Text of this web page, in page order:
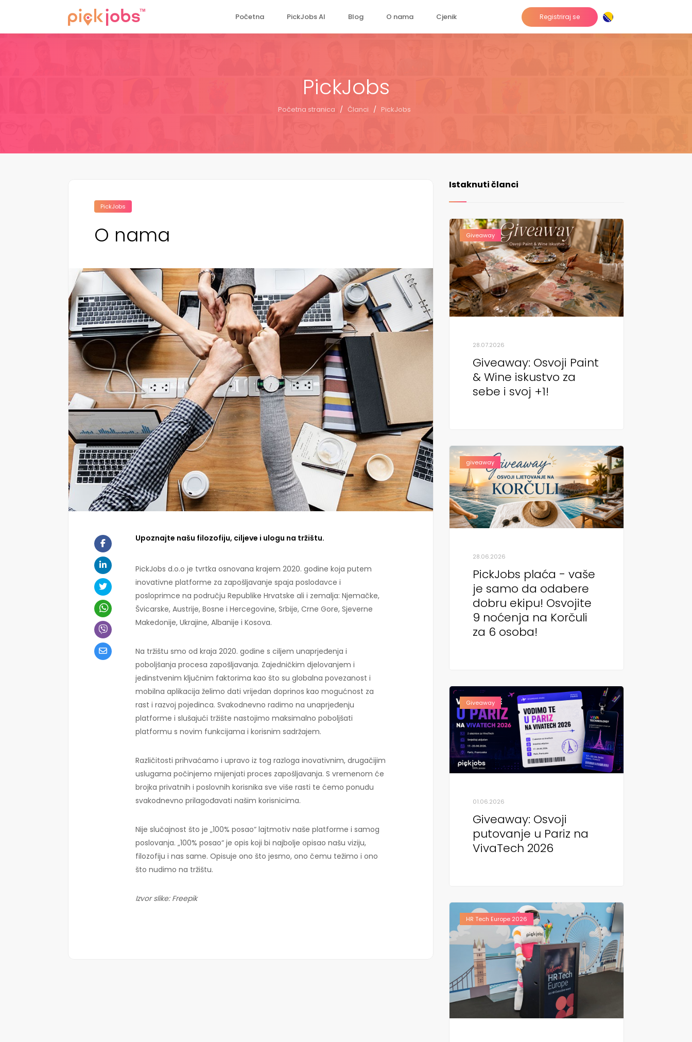
Početna PickJobs AI Blog O nama Cjenik Registriraj se
PickJobs
Početna stranica / Članci / PickJobs
PickJobs
O nama
Upoznajte našu filozofiju, ciljeve i ulogu na tržištu.
PickJobs d.o.o je tvrtka osnovana krajem 2020. godine koja putem
inovativne platforme za zapošljavanje spaja poslodavce i
posloprimce na području Republike Hrvatske ali i zemalja: Njemačke,
Švicarske, Austrije, Bosne i Hercegovine, Srbije, Crne Gore, Sjeverne
Makedonije, Ukrajine, Albanije i Kosova.
Na tržištu smo od kraja 2020. godine s ciljem unaprjeđenja i
poboljšanja procesa zapošljavanja. Zajedničkim djelovanjem i
jedinstvenim ključnim faktorima kao što su globalna povezanost i
mobilna aplikacija želimo dati vrijedan doprinos kao mogućnost za
rast i razvoj pojedinca. Svakodnevno radimo na unaprjeđenju
platforme i slušajući tržište nastojimo maksimalno poboljšati
platformu s novim funkcijama i korisnim sadržajem.
Različitosti prihvaćamo i upravo iz tog razloga inovativnim, drugačijim
uslugama počinjemo mijenjati proces zapošljavanja. S vremenom će
brojka privatnih i poslovnih korisnika sve više rasti te ćemo ponudu
svakodnevno prilagođavati našim korisnicima.
Nije slučajnost što je „100% posao“ lajtmotiv naše platforme i samog
poslovanja. „100% posao“ je opis koji bi najbolje opisao našu viziju,
filozofiju i nas same. Opisuje ono što jesmo, ono čemu težimo i ono
što nudimo na tržištu.
Izvor slike: Freepik
Istaknuti članci
Giveaway
28.07.2026
Giveaway: Osvoji Paint
& Wine iskustvo za
sebe i svoj +1!
giveaway
28.06.2026
PickJobs plaća - vaše
je samo da odabere
dobru ekipu! Osvojite
9 noćenja na Korčuli
za 6 osoba!
Giveaway
01.06.2026
Giveaway: Osvoji
putovanje u Pariz na
VivaTech 2026
HR Tech Europe 2026